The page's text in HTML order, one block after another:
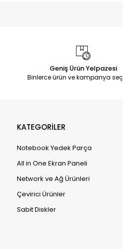
Geniş Ürün Yelpazesi
Binlerce ürün ve kampanya
KATEGORİLER
Notebook Yedek Parça
All in One Ekran Paneli
Network ve Ağ Ürünleri
Çevirici Ürünler
Sabit Diskler